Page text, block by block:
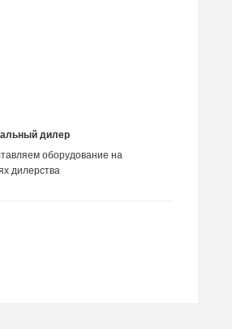
дилер
оборудование на
дилерства